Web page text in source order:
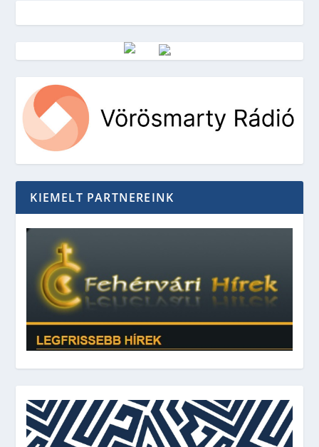
Vörösmarty Rádió
KIEMELT PARTNEREINK